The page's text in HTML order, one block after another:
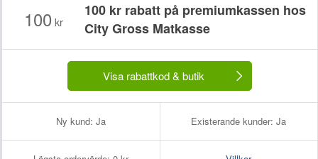
100 kr
100 kr rabatt på premiumkassen hos
City Gross Matkasse
Visa rabattkod & butik
Ny kund: Ja Existerande kunder: Ja